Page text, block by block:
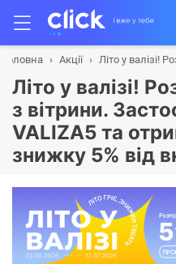
Головна Акції Літо у валізі!
Літо у валізі!
з вітрини.
VALIZA5 та
знижку 5% від